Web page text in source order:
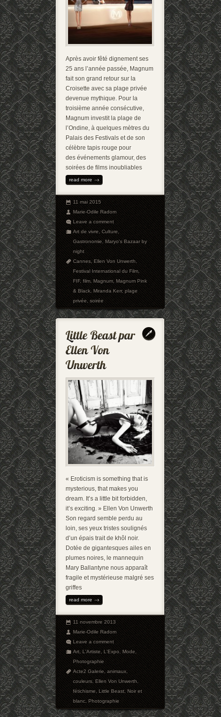
Après avoir fêté dignement ses
25 ans l’année passée, Magnum
fait son grand retour sur la
Croisette avec sa plage privée
devenue mythique. Pour la
troisième année consécutive,
Magnum investit la plage de
l’Ondine, à quelques mètres du
Palais des Festivals et de son
célèbre tapis rouge pour
des événements glamour, des
soirées de films inoubliables
read more
11 mai 2015
Marie-Odile Radom
Leave a comment
Art de vivre,Culture,
Gastronomie,Maryo's Bazaar by
night
Cannes,Ellen Von Unwerth,
Festival International du Film,
FIF,film,Magnum,Magnum Pink
& Black,Miranda Kerr,plage
privée,soirée
« Eroticism is something that is
mysterious, that makes you
dream. It’s a little bit forbidden,
it’s exciting. » Ellen Von Unwerth
Son regard semble perdu au
loin, ses yeux tristes soulignés
d’un épais trait de khôl noir.
Dotée de gigantesques ailes en
plumes noires, le mannequin
Mary Ballantyne nous apparaît
fragile et mystérieuse malgré ses
griffes
read more
11 novembre 2013
Marie-Odile Radom
Leave a comment
Art,L'Artiste,L'Expo,Mode,
Photographie
Acte2 Galerie,animaux,
couleurs,Ellen Von Unwerth,
fétichisme,Little Beast,Noir et
blanc,Photographie